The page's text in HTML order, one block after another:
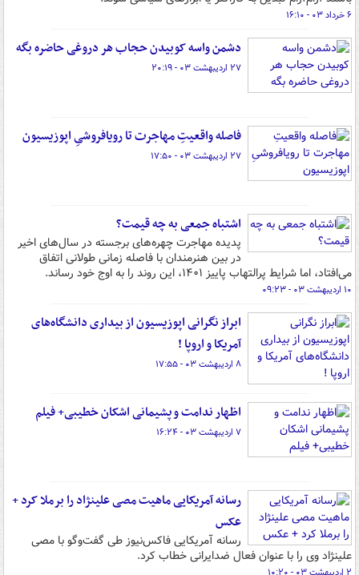
۶ خرداد ۰۳ - ۱۶:۱۰
دشمن واسه کوبیدن حجاب هر دروغی حاضره بگه
۲۷ اردیبهشت ۰۳ - ۲۰:۱۹
فاصله واقعیتِ مهاجرت تا رویافروشیِ اپوزیسیون
۲۷ اردیبهشت ۰۳ - ۱۷:۵۰
اشتباه جمعی به چه قیمت؟
پدیده مهاجرت چهره‌های برجسته در سال‌های اخیر
در بین هنرمندان با فاصله زمانی طولانی اتفاق
می‌افتاد، اما شرایط پرالتهاب پاییز ۱۴۰۱، این روند را به اوج خود رساند.
۱۰ اردیبهشت ۰۳ - ۰۹:۲۳
ابراز نگرانی اپوزیسیون از بیداری دانشگاه‌های
آمریکا و اروپا !
۸ اردیبهشت ۰۳ - ۱۷:۵۵
اظهار ندامت و پشیمانی اشکان خطیبی+ فیلم
۷ اردیبهشت ۰۳ - ۱۶:۲۴
رسانه آمریکایی ماهیت مصی علینژاد را برملا کرد +
عکس
رسانه آمریکایی فاکس‌نیوز طی گفت‌وگو با مصی
علینژاد وی را با عنوان فعال ضدایرانی خطاب کرد.